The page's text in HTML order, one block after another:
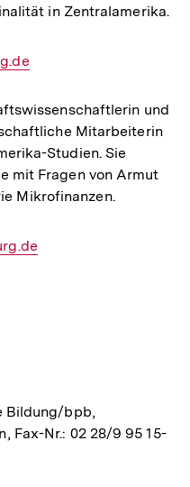
in Zentralamerika.
und
Mitarbeiterin
Studien. Sie
mit Fragen von Armut
Mikrofinanzen.
Bildung/bpb,
Fax-Nr.: 02 28/9 95 15-